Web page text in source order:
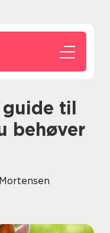
behøver